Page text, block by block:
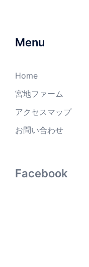
Menu
Home
宮地ファーム
アクセスマップ
お問い合わせ
Facebook